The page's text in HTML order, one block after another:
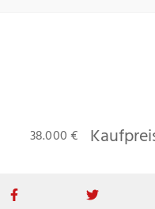
38.000 €